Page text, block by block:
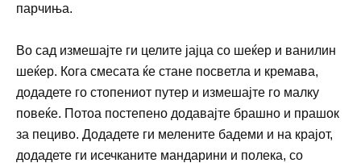
парчиња.
Во сад измешајте ги целите јајца со шеќер и ванилин
шеќер. Кога смесата ќе стане посветла и кремава,
додадете го стопениот путер и измешајте го малку
повеќе. Потоа постепено додавајте брашно и прашок
за пециво. Додадете ги мелените бадеми и на крајот,
додадете ги исечканите мандарини и полека, со